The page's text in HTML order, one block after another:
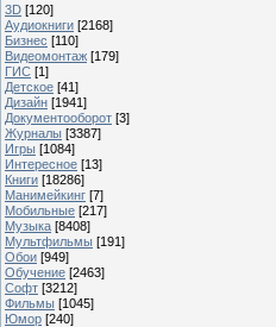
3D [120]
Аудиокниги [2168]
Бизнес [110]
Видеомонтаж [179]
ГИС [1]
Детское [41]
Дизайн [1941]
Документооборот [3]
Журналы [3387]
Игры [1084]
Интересное [13]
Книги [18286]
Манимейкинг [7]
Мобильные [217]
Музыка [8408]
Мультфильмы [191]
Обои [949]
Обучение [2463]
Софт [3212]
Фильмы [1045]
Юмор [240]